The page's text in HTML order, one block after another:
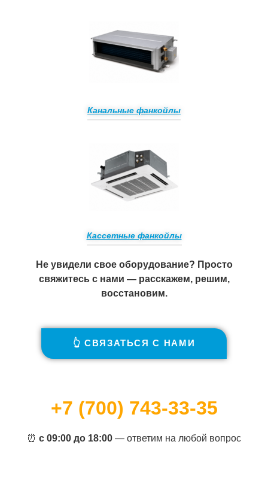
Канальные фанкойлы
Кассетные фанкойлы
Не увидели свое оборудование? Просто
свяжитесь с нами — расскажем, решим,
восстановим.
👆 СВЯЗАТЬСЯ С НАМИ
+7 (700) 743-33-35
⏰ с 09:00 до 18:00 — ответим на любой вопрос